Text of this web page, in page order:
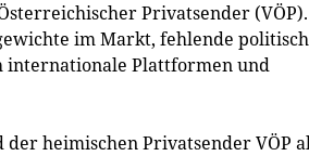
Privatsender
im Markt, fehlende
internationale Plattformen und
heimischen Privatsender VÖP